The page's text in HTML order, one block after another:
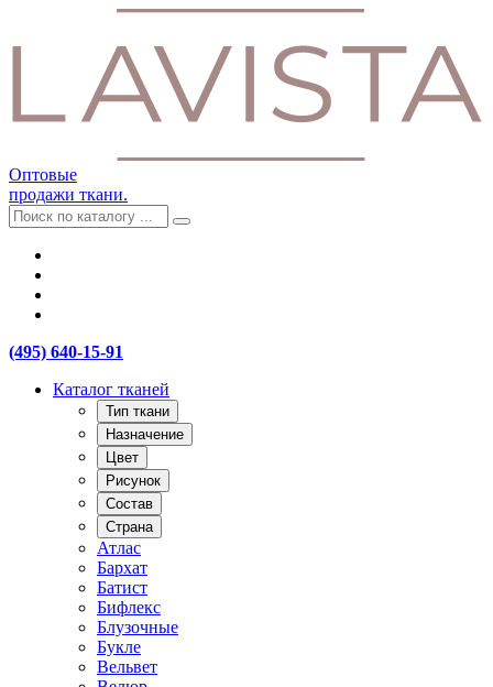
Оптовые
продажи ткани.
(495) 640-15-91
Каталог тканей
Тип ткани
Назначение
Цвет
Рисунок
Состав
Страна
Атлас
Бархат
Батист
Бифлекс
Блузочные
Букле
Вельвет